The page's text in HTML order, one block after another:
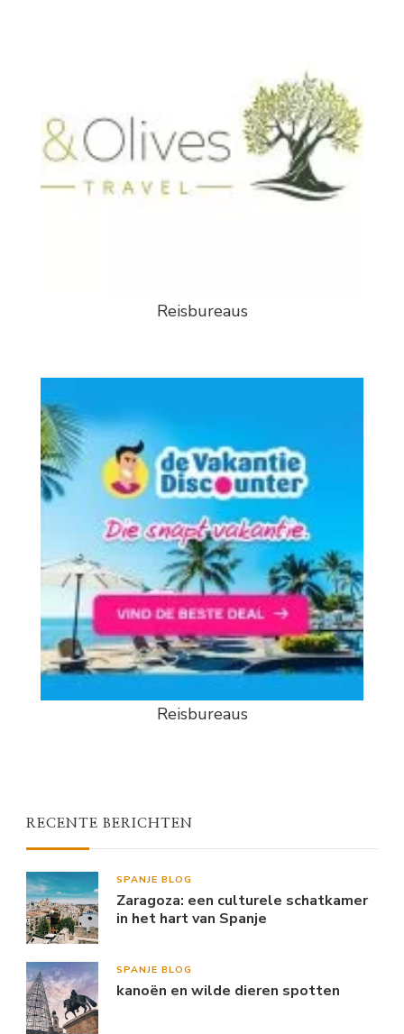
Reisbureaus
Reisbureaus
RECENTE BERICHTEN
SPANJE BLOG
Zaragoza: een culturele schatkamer
in het hart van Spanje
SPANJE BLOG
kanoën en wilde dieren spotten